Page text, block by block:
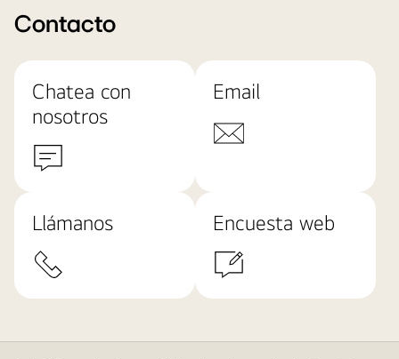
Contacto
Chatea con
nosotros
Email
Llámanos Encuesta web